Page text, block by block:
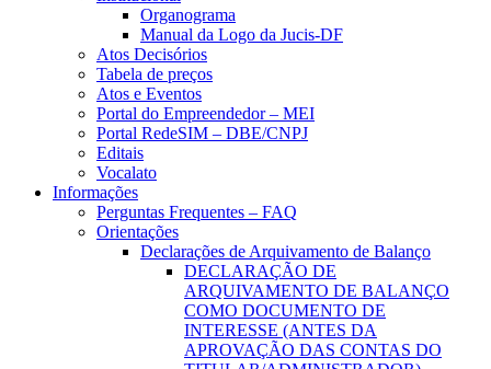
Organograma
Manual da Logo da Jucis-DF
Atos Decisórios
Tabela de preços
Atos e Eventos
Portal do Empreendedor – MEI
Portal RedeSIM – DBE/CNPJ
Editais
Vocalato
Informações
Perguntas Frequentes – FAQ
Orientações
Declarações de Arquivamento de Balanço
DECLARAÇÃO DE
ARQUIVAMENTO DE BALANÇO
COMO DOCUMENTO DE
INTERESSE (ANTES DA
APROVAÇÃO DAS CONTAS DO